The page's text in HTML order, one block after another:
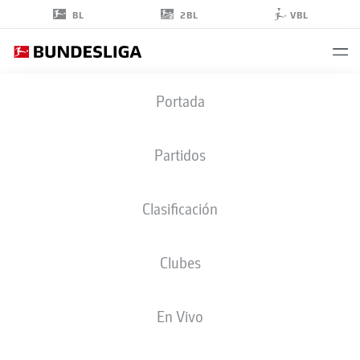
BL 2BL VBL
Portada
Partidos
Clasificación
Clubes
En Vivo